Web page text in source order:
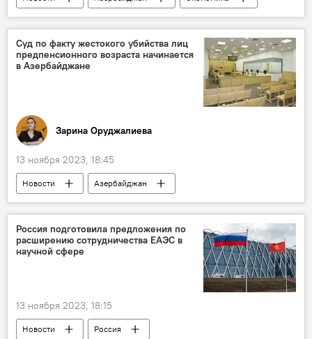
Финансы
Банки
Центральный банк АР
СМС
Тарифы
Суд по факту жестокого убийства лиц
предпенсионного возраста начинается
в Азербайджане
Зарина Оруджалиева
13 ноября 2023, 18:45
Новости
Азербайджан
Суд по делам о тяжких преступлениях города Сумгайыта
Уголовное дело
Хачмазский район
Убийство
Россия подготовила предложения по
расширению сотрудничества ЕАЭС в
научной сфере
13 ноября 2023, 18:15
Новости
Россия